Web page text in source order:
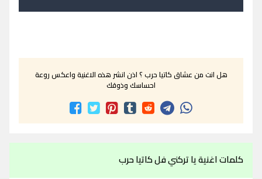
هل انت من عشاق كاتيا حرب ؟ اذن انشر هذه الاغنية واعكس روعة
احساسك وذوقك
كلمات اغنية يا تركني فل كاتيا حرب